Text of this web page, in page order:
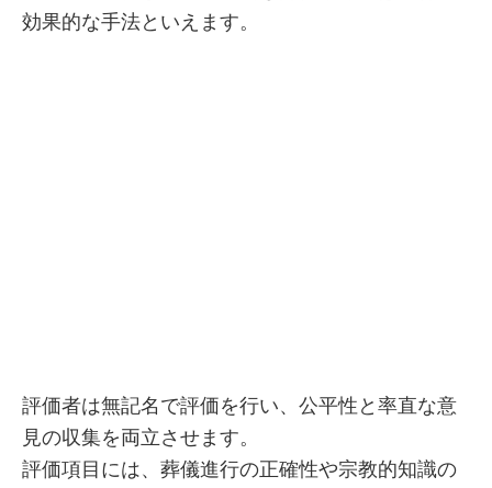
効果的な手法といえます。
評価者は無記名で評価を行い、公平性と率直な意
見の収集を両立させます。
評価項目には、葬儀進行の正確性や宗教的知識の